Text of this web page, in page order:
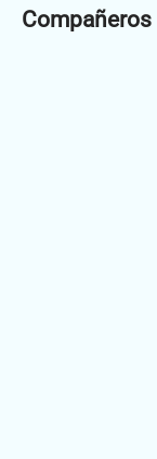
Compañeros